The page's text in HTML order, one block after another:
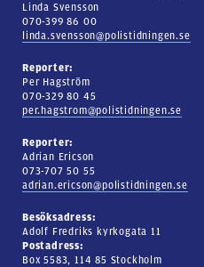
Linda Svensson
070-399 86 00
linda.svensson@polistidningen.se
Reporter:
Per Hagström
070-329 80 45
per.hagstrom@polistidningen.se
Reporter:
Adrian Ericson
073-707 50 55
adrian.ericson@polistidningen.se
Besöksadress:
Adolf Fredriks kyrkogata 11
Postadress:
Box 5583, 114 85 Stockholm